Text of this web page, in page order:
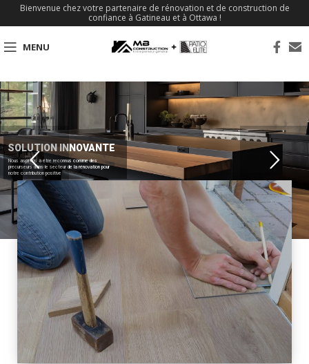
Bienvenue chez votre partenaire de rénovation et de construction de
confiance à Gatineau et à Ottawa !
MENU
SOLUTION INNOVANTE
Nous aspirons à être reconnus comme des
précurseurs dans le secteur de la rénovation pour
notre contribution positive